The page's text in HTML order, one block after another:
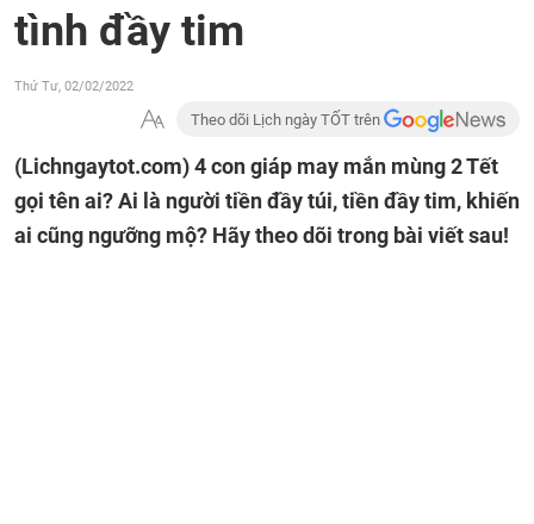
tình đầy tim
Thứ Tư, 02/02/2022
Theo dõi Lịch ngày TỐT trên
(Lichngaytot.com)4 con giáp may mắn mùng 2 Tết
gọi tên ai? Ai là người tiền đầy túi, tiền đầy tim, khiến
ai cũng ngưỡng mộ? Hãy theo dõi trong bài viết sau!